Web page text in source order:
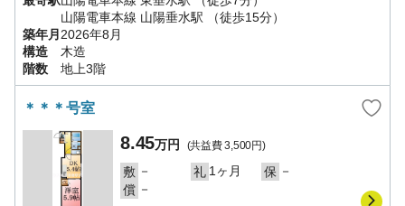
山陽電車本線 山陽垂水駅
（徒歩15分）
築年月 2026年8月
構造
木造
階数
地上3階
＊＊＊号室
8.45万円 (共益費3,500円)
敷 － 礼 1ヶ月 保 －
償 －